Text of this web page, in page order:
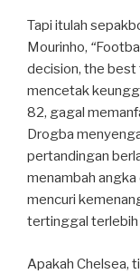
Tapi itulah
Mourinho, “
decision, the best
mencetak
82, gagal
Drogba
pertandingan
menambah angka
mencuri
tertinggal terlebih
Apakah Chelsea,